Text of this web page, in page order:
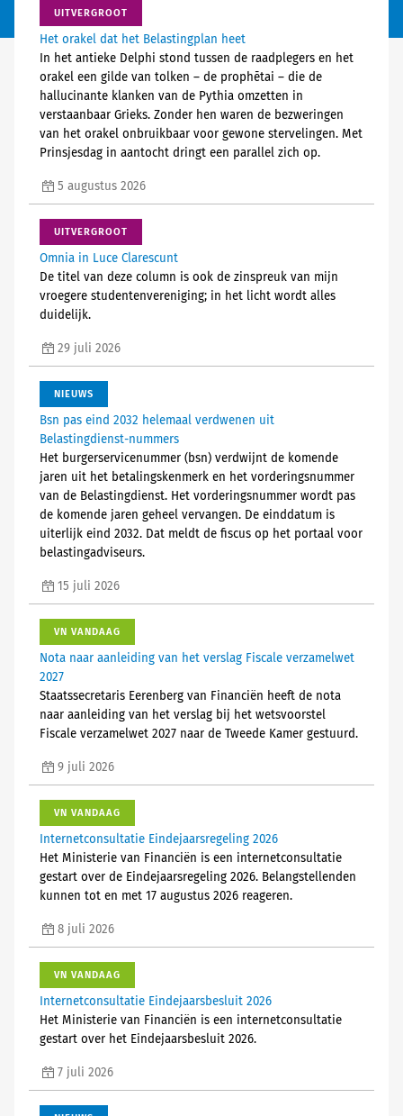
UITVERGROOT
Het orakel dat het Belastingplan heet
In het antieke Delphi stond tussen de raadplegers en het
orakel een gilde van tolken – de prophētai – die de
hallucinante klanken van de Pythia omzetten in
verstaanbaar Grieks. Zonder hen waren de bezweringen
van het orakel onbruikbaar voor gewone stervelingen. Met
Prinsjesdag in aantocht dringt een parallel zich op.
5 augustus 2026
UITVERGROOT
Omnia in Luce Clarescunt
De titel van deze column is ook de zinspreuk van mijn
vroegere studentenvereniging; in het licht wordt alles
duidelijk.
29 juli 2026
NIEUWS
Bsn pas eind 2032 helemaal verdwenen uit
Belastingdienst-nummers
Het burgerservicenummer (bsn) verdwijnt de komende
jaren uit het betalingskenmerk en het vorderingsnummer
van de Belastingdienst. Het vorderingsnummer wordt pas
de komende jaren geheel vervangen. De einddatum is
uiterlijk eind 2032. Dat meldt de fiscus op het portaal voor
belastingadviseurs.
15 juli 2026
VN VANDAAG
Nota naar aanleiding van het verslag Fiscale verzamelwet
2027
Staatssecretaris Eerenberg van Financiën heeft de nota
naar aanleiding van het verslag bij het wetsvoorstel
Fiscale verzamelwet 2027 naar de Tweede Kamer gestuurd.
9 juli 2026
VN VANDAAG
Internetconsultatie Eindejaarsregeling 2026
Het Ministerie van Financiën is een internetconsultatie
gestart over de Eindejaarsregeling 2026. Belangstellenden
kunnen tot en met 17 augustus 2026 reageren.
8 juli 2026
VN VANDAAG
Internetconsultatie Eindejaarsbesluit 2026
Het Ministerie van Financiën is een internetconsultatie
gestart over het Eindejaarsbesluit 2026.
7 juli 2026